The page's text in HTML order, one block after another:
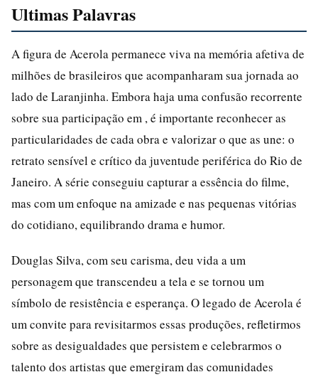
Ultimas Palavras
A figura de Acerola permanece viva na memória afetiva de
milhões de brasileiros que acompanharam sua jornada ao
lado de Laranjinha. Embora haja uma confusão recorrente
sobre sua participação em , é importante reconhecer as
particularidades de cada obra e valorizar o que as une: o
retrato sensível e crítico da juventude periférica do Rio de
Janeiro. A série conseguiu capturar a essência do filme,
mas com um enfoque na amizade e nas pequenas vitórias
do cotidiano, equilibrando drama e humor.
Douglas Silva, com seu carisma, deu vida a um
personagem que transcendeu a tela e se tornou um
símbolo de resistência e esperança. O legado de Acerola é
um convite para revisitarmos essas produções, refletirmos
sobre as desigualdades que persistem e celebrarmos o
talento dos artistas que emergiram das comunidades